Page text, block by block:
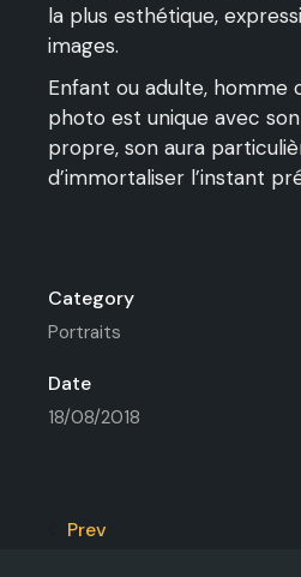
la plus esthétique,
images.
Enfant ou adulte, homme
photo est unique avec
propre, son aura
d’immortaliser l’instant
Category
Portraits
Date
18/08/2018
Prev